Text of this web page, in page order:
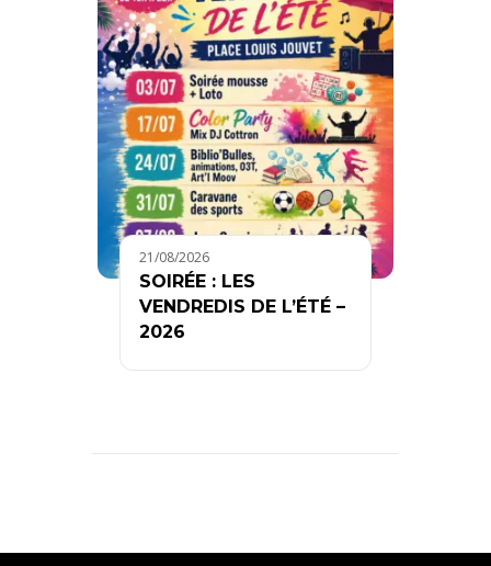
21/08/2026
SOIRÉE : LES
VENDREDIS DE L’ÉTÉ –
2026